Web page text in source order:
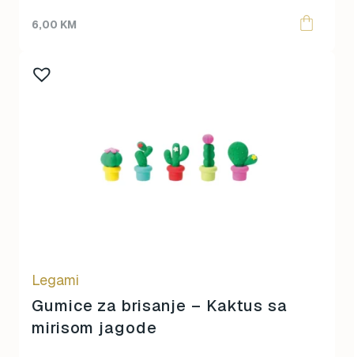
6,00 KM
Legami
Gumice za brisanje – Kaktus sa
mirisom jagode